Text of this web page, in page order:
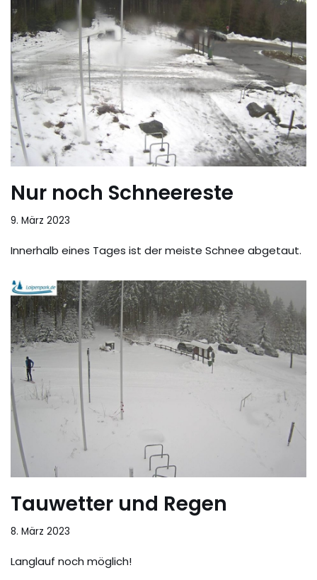
Nur noch Schneereste
9. März 2023
Innerhalb eines Tages ist der meiste Schnee abgetaut.
Tauwetter und Regen
8. März 2023
Langlauf noch möglich!